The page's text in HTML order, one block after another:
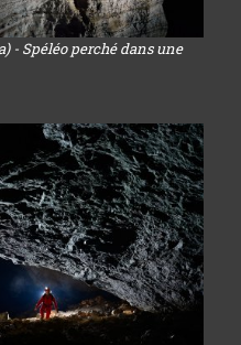
- Spéléo perché dans une